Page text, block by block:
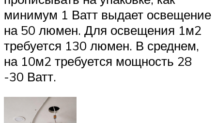
минимум 1 Ватт выдает освещение
на 50 люмен. Для освещения 1м2
требуется 130 люмен. В среднем,
на 10м2 требуется мощность 28
-30 Ватт.